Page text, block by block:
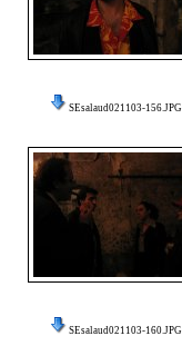
SEsalaud021103-156.JPG
SEsalaud021103-160.JPG